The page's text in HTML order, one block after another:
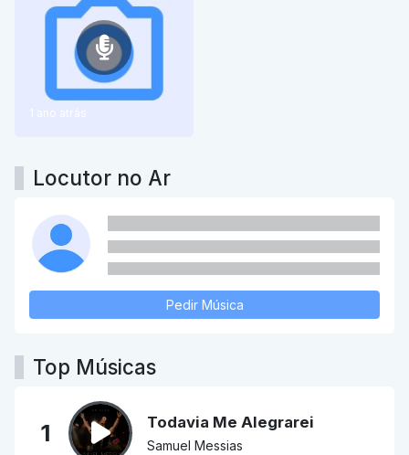
1 ano atrás
Locutor no Ar
Pedir Música
Top Músicas
1 Todavia Me Alegrarei
Samuel Messias